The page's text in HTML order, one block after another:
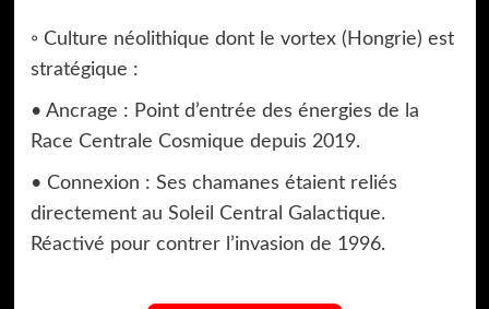
◦ Culture néolithique dont le vortex (Hongrie) est
stratégique :
• Ancrage : Point d’entrée des énergies de la
Race Centrale Cosmique depuis 2019.
• Connexion : Ses chamanes étaient reliés
directement au Soleil Central Galactique.
Réactivé pour contrer l’invasion de 1996.